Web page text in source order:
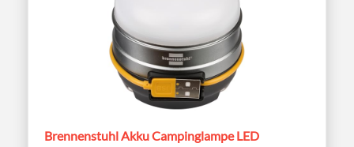
Brennenstuhl Akku Campinglampe LED